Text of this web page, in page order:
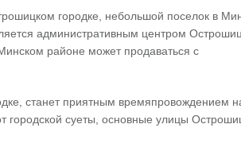
городке, небольшой поселок в
административным центром
районе может продаваться с
станет приятным времяпровождением
городской суеты, основные улицы